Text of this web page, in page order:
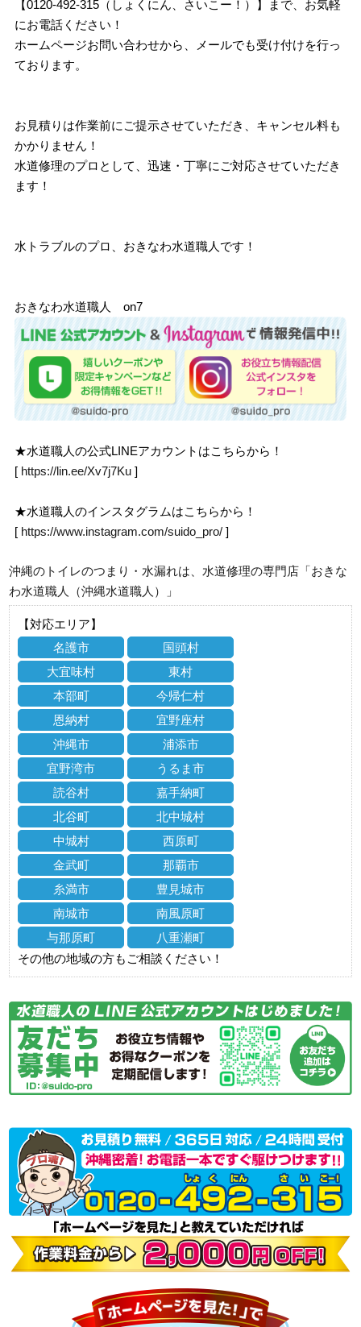
【0120-492-315（しょくにん、さいこー！）】まで、お気軽
にお電話ください！
ホームページお問い合わせから、メールでも受け付けを行っ
ております。
お見積りは作業前にご提示させていただき、キャンセル料も
かかりません！
水道修理のプロとして、迅速・丁寧にご対応させていただき
ます！
水トラブルのプロ、おきなわ水道職人です！
おきなわ水道職人 on7
★水道職人の公式LINEアカウントはこちらから！
[ https://lin.ee/Xv7j7Ku ]
★水道職人のインスタグラムはこちらから！
[ https://www.instagram.com/suido_pro/ ]
沖縄のトイレのつまり・水漏れは、水道修理の専門店「おきな
わ水道職人（沖縄水道職人）」
【対応エリア】
名護市
国頭村
大宜味村
東村
本部町
今帰仁村
恩納村
宜野座村
沖縄市
浦添市
宜野湾市
うるま市
読谷村
嘉手納町
北谷町
北中城村
中城村
西原町
金武町
那覇市
糸満市
豊見城市
南城市
南風原町
与那原町
八重瀬町
その他の地域の方もご相談ください！